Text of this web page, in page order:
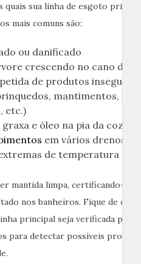
quais sua linha de esgoto
mais comuns são:
ou danificado
crescendo no cano de
de produtos
mantimentos,
etc.)
graxa e óleo na pia da
em vários drenos
de temperatura
mantida limpa, certificando-se
nos banheiros. Fique de olho
principal seja verificada por
para detectar possíveis